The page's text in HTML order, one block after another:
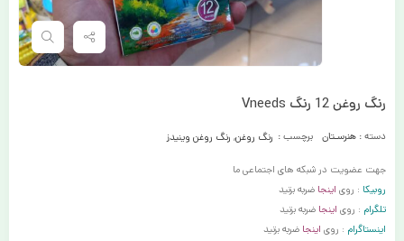
رنگ روغن 12 رنگ Vneeds
دسته : هنرسـتان برچسب : رنگ روغن, رنگ روغن وینیدز
جهت عضویت در شبکه های اجتماعی ما
روبیکا : روی اینجا ضربه بزنید
تلگرام : روی اینجا ضربه بزنید
اینستاگرام : روی اینجا ضربه بزنید